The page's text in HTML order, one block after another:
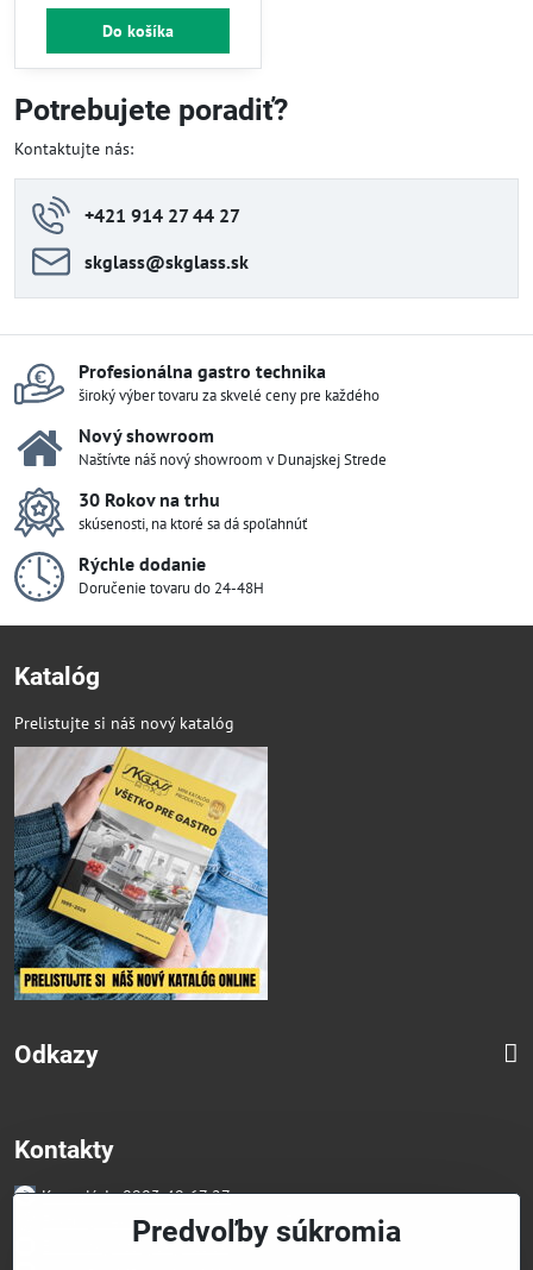
Do košíka
Potrebujete poradiť?
Kontaktujte nás:
+421 914 27 44 27
skglass​@skglass​.sk
Profesionálna gastro technika
široký výber tovaru za skvelé ceny pre každého
Nový showroom
Naštívte náš nový showroom v Dunajskej Strede
30 Rokov na trhu
skúsenosti, na ktoré sa dá spoľahnúť
Rýchle dodanie
Doručenie tovaru do 24-48H
Katalóg
Prelistujte si náš nový katalóg
Odkazy
Kontakty
Kancelária 0903 49 67 27
Faktúry/Reklamácia 0914 27 44 27
Email skglass@skglass.sk
Predvoľby súkromia